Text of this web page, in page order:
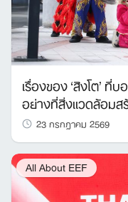
เรื่องของ ‘สิงโต’ ที่
อย่างที่สิ่งแวดล้อมส
23 กรกฎาคม 2569
All About EEF